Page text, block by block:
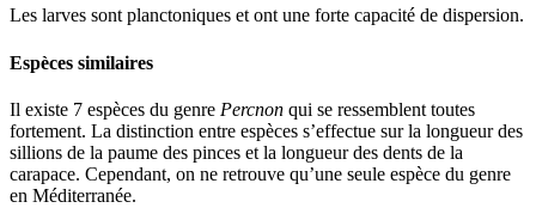
Les larves sont planctoniques et ont une forte capacité de dispersion.
Espèces similaires
Il existe 7 espèces du genre Percnon qui se ressemblent toutes
fortement. La distinction entre espèces s’effectue sur la longueur des
sillions de la paume des pinces et la longueur des dents de la
carapace. Cependant, on ne retrouve qu’une seule espèce du genre
en Méditerranée.